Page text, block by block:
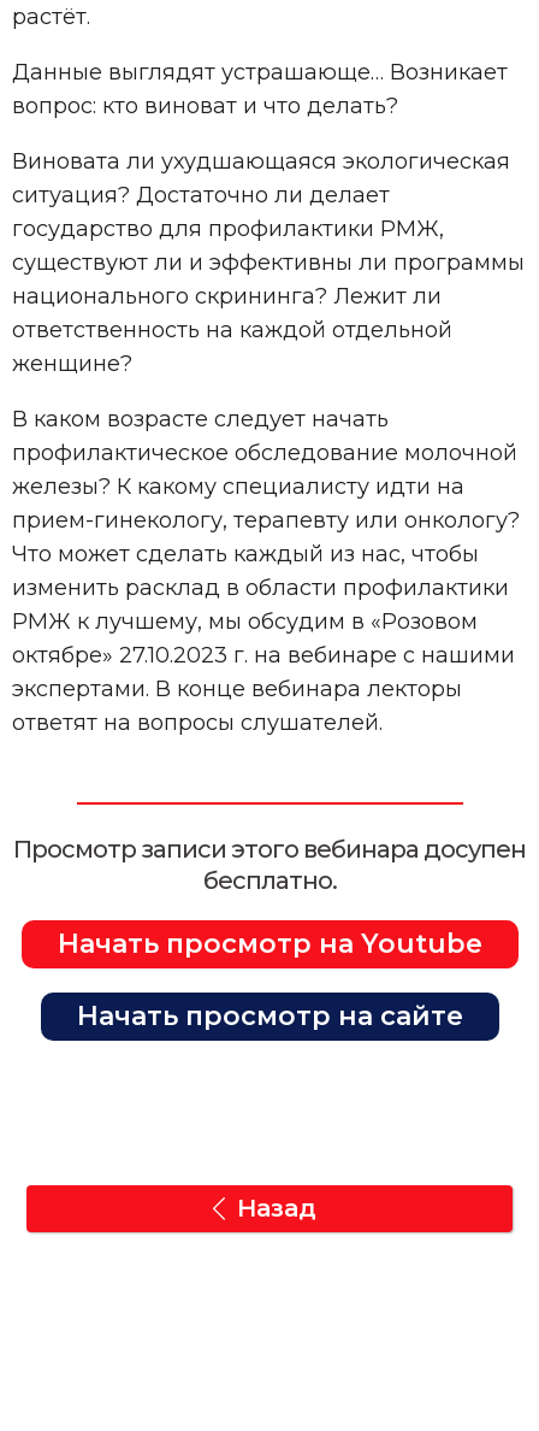
растёт.
Данные выглядят устрашающе… Возникает
вопрос: кто виноват и что делать?
Виновата ли ухудшающаяся экологическая
ситуация? Достаточно ли делает
государство для профилактики РМЖ,
существуют ли и эффективны ли программы
национального скрининга? Лежит ли
ответственность на каждой отдельной
женщине?
В каком возрасте следует начать
профилактическое обследование молочной
железы? К какому специалисту идти на
прием-гинекологу, терапевту или онкологу?
Что может сделать каждый из нас, чтобы
изменить расклад в области профилактики
РМЖ к лучшему, мы обсудим в «Розовом
октябре» 27.10.2023 г. на вебинаре с нашими
экспертами. В конце вебинара лекторы
ответят на вопросы слушателей.
Просмотр записи этого вебинара досупен
бесплатно.
Начать просмотр на Youtube
Начать просмотр на сайте
Назад